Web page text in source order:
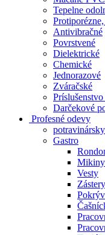
Tepelne
Antivibračné
Povrstvené
Dielektrické
Chemické
Jednorazové
Zváračské
Darčekové
Profesné odevy
Gastro
Mikiny
Vesty
Zástery